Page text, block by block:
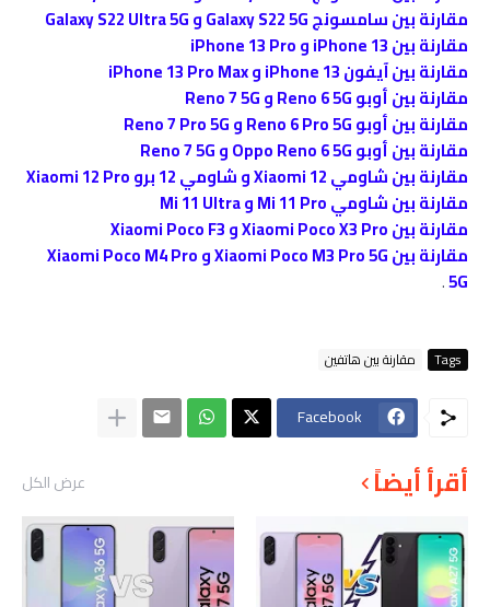
مقارنة بين سامسونج Galaxy S22 5G و Galaxy S22 Ultra 5G
مقارنة بين iPhone 13 و iPhone 13 Pro
مقارنة بين آيفون iPhone 13 و iPhone 13 Pro Max
مقارنة بين أوبو Reno 6 5G و Reno 7 5G
مقارنة بين أوبو Reno 6 Pro 5G و Reno 7 Pro 5G
مقارنة بين أوبو Oppo Reno 6 5G و Reno 7 5G
مقارنة بين شاومي Xiaomi 12 و شاومي 12 برو Xiaomi 12 Pro
مقارنة بين شاومي Mi 11 Pro و Mi 11 Ultra
مقارنة بين Xiaomi Poco X3 Pro و Xiaomi Poco F3
مقارنة بين Xiaomi Poco M3 Pro 5G و Xiaomi Poco M4 Pro
5G
.
Tags مقارنة بين هاتفين
Facebook
أقرأ أيضاً عرض الكل